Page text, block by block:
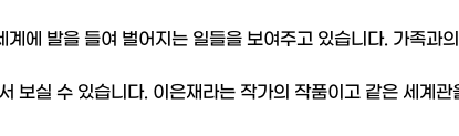
에 발을 들여 벌어지는 일들을 보여주고 있습니다. 가족
보실 수 있습니다. 이은재라는 작가의 작품이고 같은 세계